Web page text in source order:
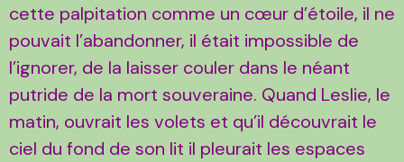
cette palpitation comme un cœur d’étoile, il ne
pouvait l’abandonner, il était impossible de
l’ignorer, de la laisser couler dans le néant
putride de la mort souveraine. Quand Leslie, le
matin, ouvrait les volets et qu’il découvrait le
ciel du fond de son lit il pleurait les espaces